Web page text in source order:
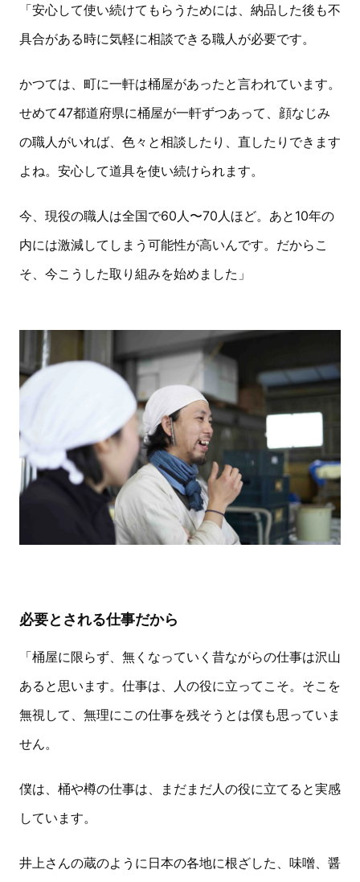
「安心して使い続けてもらうためには、納品した後も不
具合がある時に気軽に相談できる職人が必要です。
かつては、町に一軒は桶屋があったと言われています。
せめて47都道府県に桶屋が一軒ずつあって、顔なじみ
の職人がいれば、色々と相談したり、直したりできます
よね。安心して道具を使い続けられます。
今、現役の職人は全国で60人〜70人ほど。あと10年の
内には激減してしまう可能性が高いんです。だからこ
そ、今こうした取り組みを始めました」
必要とされる仕事だから
「桶屋に限らず、無くなっていく昔ながらの仕事は沢山
あると思います。仕事は、人の役に立ってこそ。そこを
無視して、無理にこの仕事を残そうとは僕も思っていま
せん。
僕は、桶や樽の仕事は、まだまだ人の役に立てると実感
しています。
井上さんの蔵のように日本の各地に根ざした、味噌、醤